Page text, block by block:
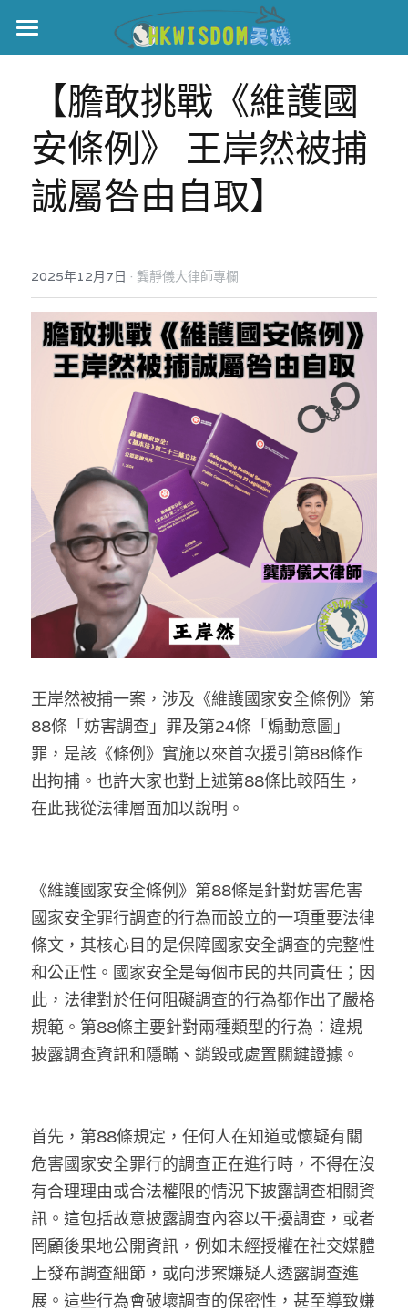
主頁
世界盃
伊美戰爭
黎智英案
美西媒體謊言實錄
宏福‧革新
宏福苑聽證會
宏福火災正視聽
記錄．宏福苑火災
港聞
中國
國際
反華推手你要知
反華推手懶人包
民主派騙案十式
反華推手起底
美西霸凌內幕
美西極權主義
真相直擊
極端暴恐實錄
KOL 專欄
林淑芳專欄
屈穎妍專欄
朱庭萱專欄
莫綺琪專欄
黃萬成專欄
招國偉專欄
高松傑專欄
趙處機專欄
KOL 精選
大衛sir專欄
曾子晴 - 晴深直說
陳子遷律師專欄
羅浚軒專欄
溫志倫專欄
汪明欣專欄
絕密法庭檔案
醫院口岸爆炸案
屠龍小隊案
黎智英案審訊
支聯會案
35+顛覆案
生活
吃喝玩指南
休閒好介紹
親子
花生仔漫畫週記
關於我們
人才招聘
投稿熱線
商戶合作
支持讚助
搜索
繁體中文
繁體中文
English
【膽敢挑戰《維護國
安條例》 王岸然被捕
誠屬咎由自取】
2025年12月7日 · 龔靜儀大律師專欄
王岸然被捕一案，涉及《維護國家安全條例》第
88條「妨害調查」罪及第24條「煽動意圖」
罪，是該《條例》實施以來首次援引第88條作
出拘捕。也許大家也對上述第88條比較陌生，
在此我從法律層面加以說明。
《維護國家安全條例》第88條是針對妨害危害
國家安全罪行調查的行為而設立的一項重要法律
條文，其核心目的是保障國家安全調查的完整性
和公正性。國家安全是每個市民的共同責任；因
此，法律對於任何阻礙調查的行為都作出了嚴格
規範。第88條主要針對兩種類型的行為：違規
披露調查資訊和隱瞞、銷毀或處置關鍵證據。
首先，第88條規定，任何人在知道或懷疑有關
危害國家安全罪行的調查正在進行時，不得在沒
有合理理由或合法權限的情況下披露調查相關資
訊。這包括故意披露調查內容以干擾調查，或者
罔顧後果地公開資訊，例如未經授權在社交媒體
上發布調查細節，或向涉案嫌疑人透露調查進
展。這些行為會破壞調查的保密性，甚至導致嫌